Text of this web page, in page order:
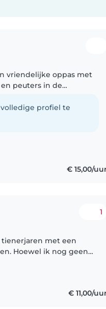
vriendelijke oppas met
peuters in de
profiel te
€ 15,00/
1
met een
Hoewel ik nog geen
€ 11,00/